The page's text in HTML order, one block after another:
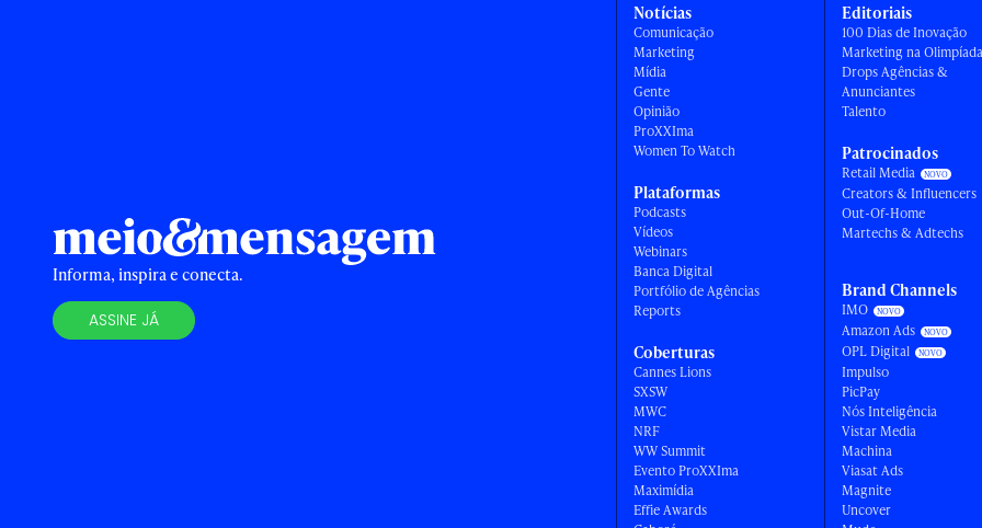
Informa, inspira e conecta.
ASSINE JÁ
Notícias
Comunicação
Marketing
Mídia
Gente
Opinião
ProXXIma
Women To Watch
Plataformas
Podcasts
Vídeos
Webinars
Banca Digital
Portfólio de Agências
Reports
Coberturas
Cannes Lions
SXSW
MWC
NRF
WW Summit
Evento ProXXIma
Maximídia
Effie Awards
Editoriais
100 Dias de Inovação
Marketing na Olimpíada
Drops Agências &
Anunciantes
Talento
Patrocinados
Retail Media
Creators & Influencers
Out-Of-Home
Martechs & Adtechs
Brand Channels
IMO
Amazon Ads
OPL Digital
Impulso
PicPay
Nós Inteligência
Vistar Media
Machina
Viasat Ads
Magnite
Uncover